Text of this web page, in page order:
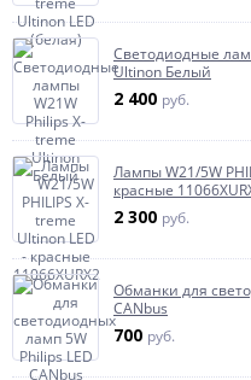
Светодиодные
Ultinon Белый
2 400 руб.
Лампы W21/5W
красные
2 300 руб.
Обманки для
CANbus
700 руб.